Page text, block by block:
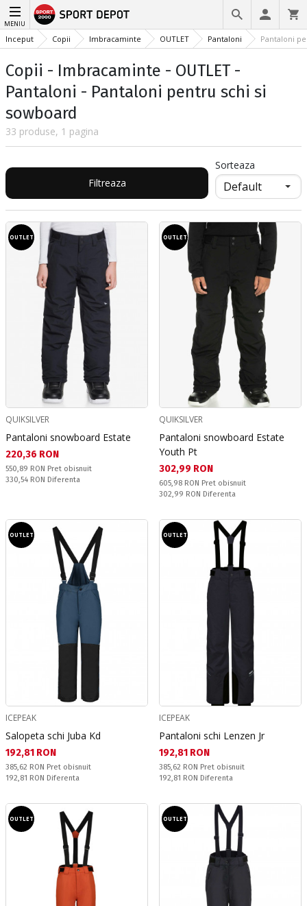
MENIU
Inceput Copii Imbracaminte OUTLET Pantaloni Pantaloni
Copii - Imbracaminte - OUTLET -
Pantaloni - Pantaloni pentru schi si
sowboard
33 produse, 1 pagina
Filtreaza
Sorteaza
OUTLET
QUIKSILVER
Pantaloni snowboard Estate
Текуща цена:
220,36 RON
Pret obisnuit:
550,89 RON Pret obisnuit
Спестявате:
330,54 RON Diferenta
OUTLET
QUIKSILVER
Pantaloni snowboard Estate
Youth Pt
Текуща цена:
302,99 RON
Pret obisnuit:
605,98 RON Pret obisnuit
Спестявате:
302,99 RON Diferenta
OUTLET
ICEPEAK
Salopeta schi Juba Kd
Текуща цена:
192,81 RON
Pret obisnuit:
385,62 RON Pret obisnuit
Спестявате:
192,81 RON Diferenta
OUTLET
ICEPEAK
Pantaloni schi Lenzen Jr
Текуща цена:
192,81 RON
Pret obisnuit:
385,62 RON Pret obisnuit
Спестявате:
192,81 RON Diferenta
OUTLET OUTLET